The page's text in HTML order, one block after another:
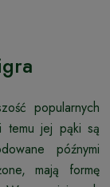
popularnych
temu jej pąki są
późnymi
mają formę